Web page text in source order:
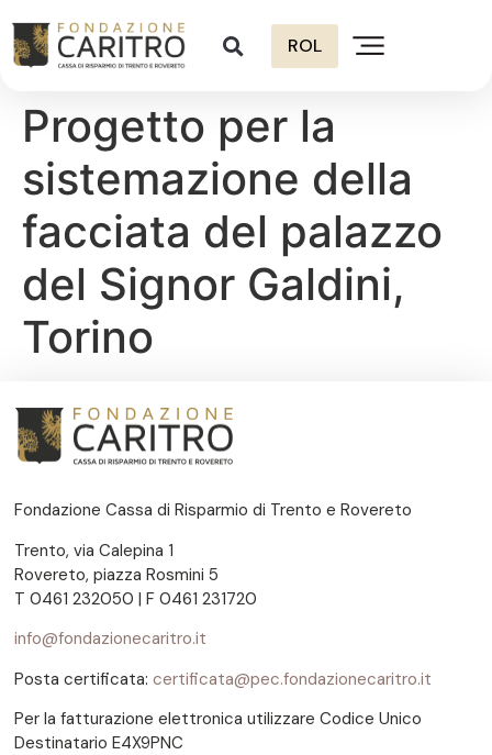
ROL
Progetto per la
sistemazione della
facciata del palazzo
del Signor Galdini,
Torino
Fondazione Cassa di Risparmio di Trento e Rovereto
Trento, via Calepina 1
Rovereto, piazza Rosmini 5
T 0461 232050 | F 0461 231720
info@fondazionecaritro.it
Posta certificata: certificata@pec.fondazionecaritro.it
Per la fatturazione elettronica utilizzare Codice Unico
Destinatario E4X9PNC